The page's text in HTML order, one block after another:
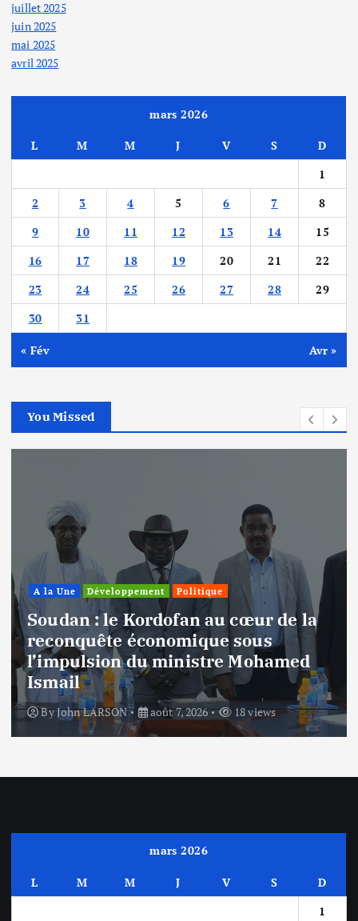
a
t
i
o
n
s
juillet 2025
juin 2025
mai 2025
avril 2025
mars 2026
L M M J V S
D
1
2
3 4 5 6 7
8
9
10 11 12 13 14
15
16
17 18 19 20 21
22
23
24 25 26 27 28
29
30
31
« Fév Avr »
You Missed
A la Une Politique
Soudan : démanteler l’hégémonie
du centre, une vision pour la
gestion des richesses et l’autonomie
ByJohn LARSON août 7, 2026 17 views
mars 2026
L M M J V S
D
1